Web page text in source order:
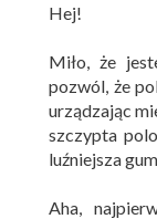
Hej!
Miło, że
pozwól, że
urządzając
szczypta
luźniejsza
Aha,